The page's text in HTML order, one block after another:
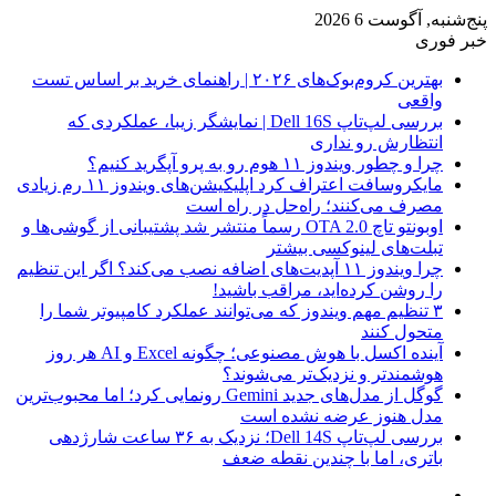
پنج‌شنبه, آگوست 6 2026
خبر فوری
بهترین کروم‌بوک‌های ۲۰۲۶ | راهنمای خرید بر اساس تست
واقعی
بررسی لپ‌تاپ Dell 16S | نمایشگر زیبا، عملکردی که
انتظارش رو نداری
چرا و چطور ویندوز ۱۱ هوم رو به پرو آپگرید کنیم؟
مایکروسافت اعتراف کرد اپلیکیشن‌های ویندوز ۱۱ رم زیادی
مصرف می‌کنند؛ راه‌حل در راه است
اوبونتو تاچ OTA 2.0 رسماً منتشر شد پشتیبانی از گوشی‌ها و
تبلت‌های لینوکسی بیشتر
چرا ویندوز ۱۱ آپدیت‌های اضافه نصب می‌کند؟ اگر این تنظیم
را روشن کرده‌اید، مراقب باشید!
۳ تنظیم مهم ویندوز که می‌توانند عملکرد کامپیوتر شما را
متحول کنند
آینده اکسل با هوش مصنوعی؛ چگونه Excel و AI هر روز
هوشمندتر و نزدیک‌تر می‌شوند؟
گوگل از مدل‌های جدید Gemini رونمایی کرد؛ اما محبوب‌ترین
مدل هنوز عرضه نشده است
بررسی لپ‌تاپ Dell 14S؛ نزدیک به ۳۶ ساعت شارژدهی
باتری، اما با چندین نقطه ضعف